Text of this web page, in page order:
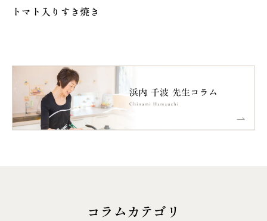
トマト入りすき焼き
コラムカテゴリ